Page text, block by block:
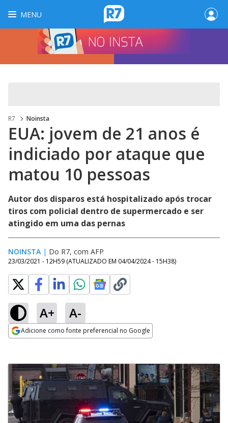
MENU
R7 Noinsta
EUA: jovem de 21 anos é
indiciado por ataque que
matou 10 pessoas
Autor dos disparos está hospitalizado após trocar
tiros com policial dentro de supermercado e ser
atingido em uma das pernas
NOINSTA | Do R7, com AFP
23/03/2021 - 12H59 (ATUALIZADO EM 04/04/2024 - 15H38)
A+ A-
Adicione como fonte preferencial no Google